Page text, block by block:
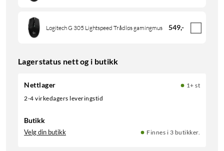
Logitech G 305 Lightspeed Trådløs gamingmus 549,-
Lagerstatus nett og i butikk
Nettlager
1+ st
2-4 virkedagers leveringstid
Butikk
Velg din butikk Finnes i 3 butikker.